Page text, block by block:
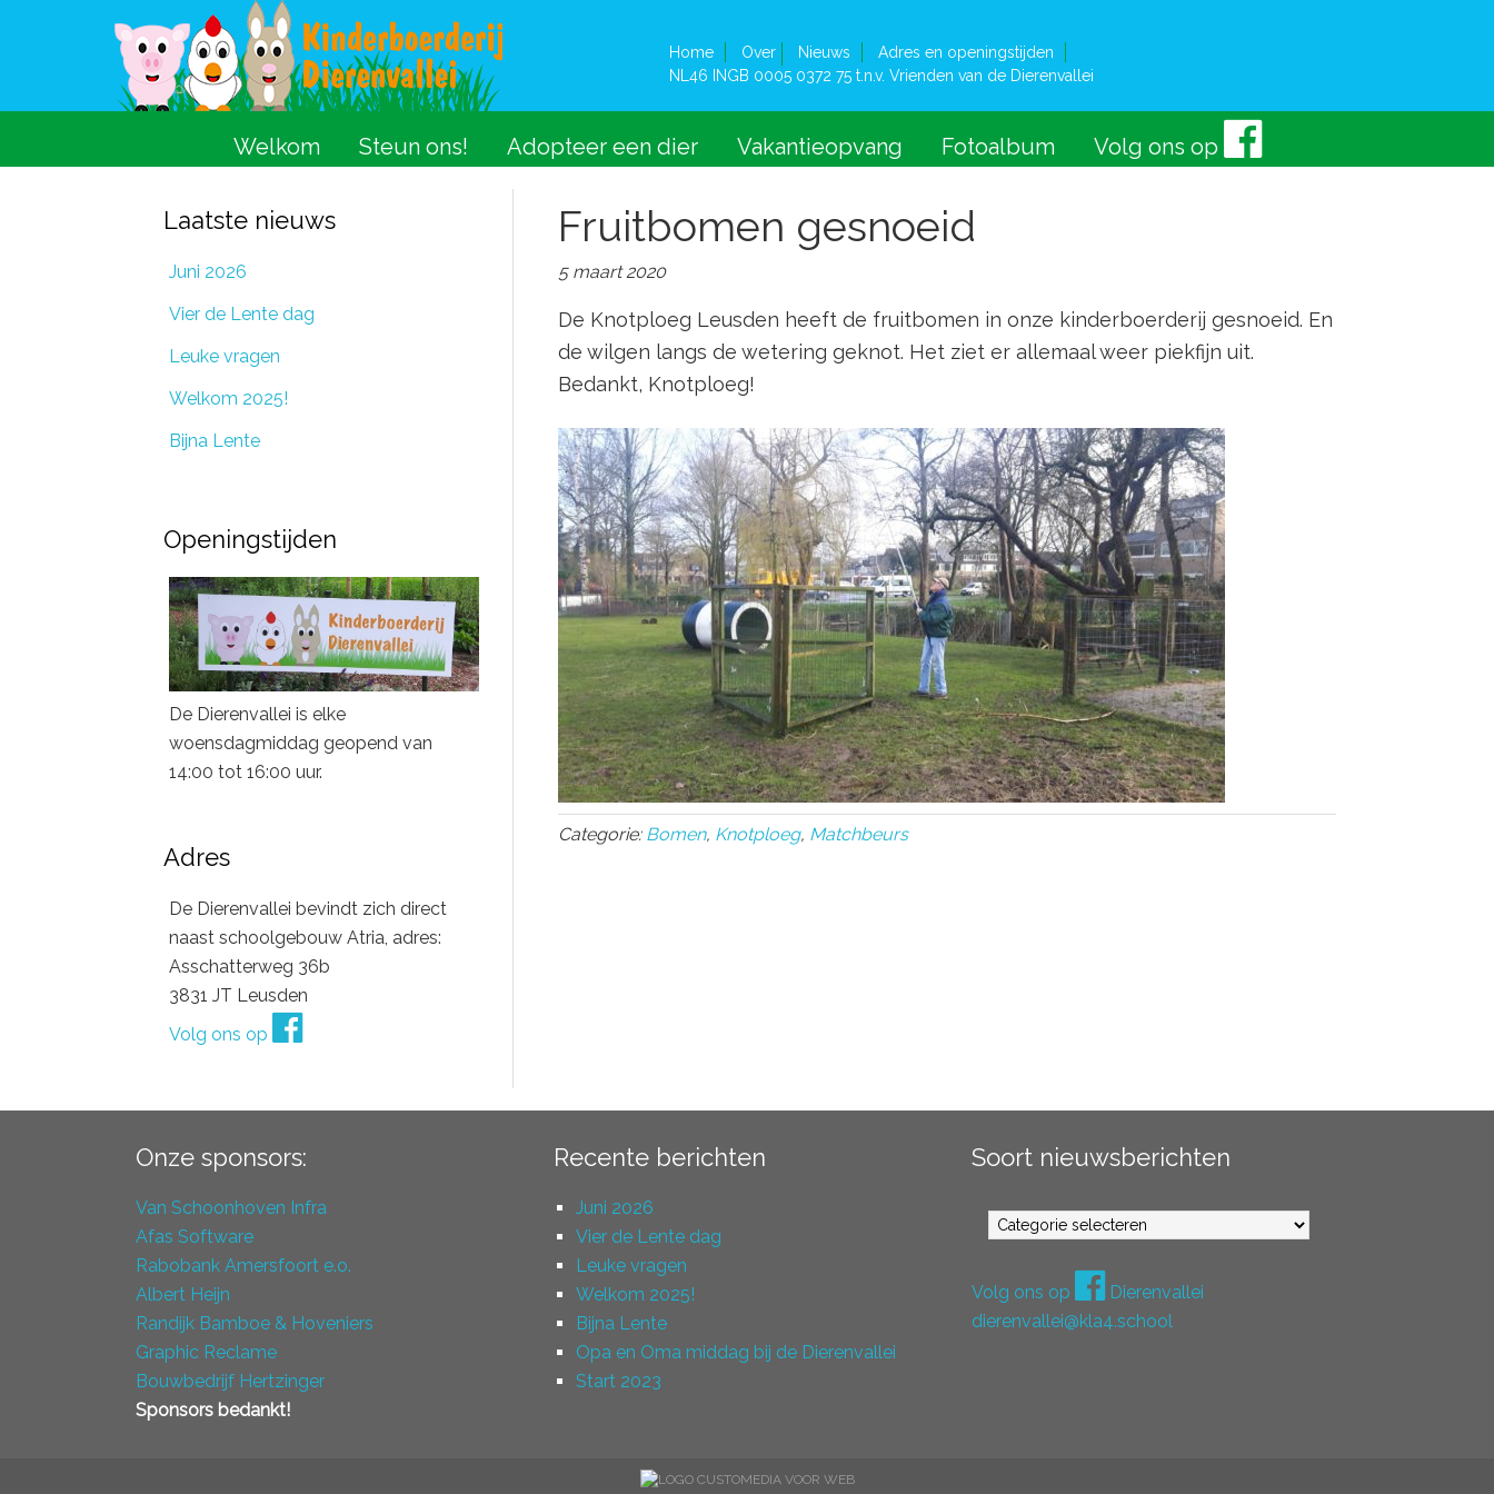
Home Over Nieuws
Adres en openingstijden
NL46 INGB 0005 0372 75 t.n.v. Vrienden van de Dierenvallei
Welkom Steun ons! Adopteer een dier Vakantieopvang Fotoalbum Volg ons op
Fruitbomen gesnoeid
5 maart 2020
De Knotploeg Leusden heeft de fruitbomen in onze kinderboerderij gesnoeid. En
de wilgen langs de wetering geknot. Het ziet er allemaal weer piekfijn uit.
Bedankt, Knotploeg!
Categorie: Bomen, Knotploeg, Matchbeurs
Laatste nieuws
Juni 2026
Vier de Lente dag
Leuke vragen
Welkom 2025!
Bijna Lente
Openingstijden
De Dierenvallei is elke
woensdagmiddag geopend van
14:00 tot 16:00 uur.
Adres
De Dierenvallei bevindt zich direct
naast schoolgebouw Atria, adres:
Asschatterweg 36b
3831 JT Leusden
Volg ons op
Onze sponsors:
Van Schoonhoven Infra
Afas Software
Rabobank Amersfoort e.o.
Albert Heijn
Randijk Bamboe & Hoveniers
Graphic Reclame
Bouwbedrijf Hertzinger
Sponsors bedankt!
Recente berichten
Juni 2026
Vier de Lente dag
Leuke vragen
Welkom 2025!
Bijna Lente
Opa en Oma middag bij de Dierenvallei
Start 2023
Soort nieuwsberichten
Soort
nieuwsberichten
Volg ons op
Dierenvallei
dierenvallei@kla4.school